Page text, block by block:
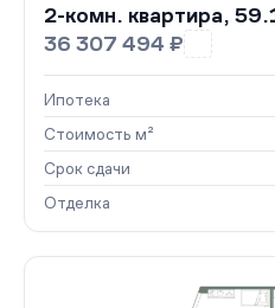
2-комн. квартира,
36 307 494 ₽
Ипотека
Стоимость м²
Срок сдачи
Отделка